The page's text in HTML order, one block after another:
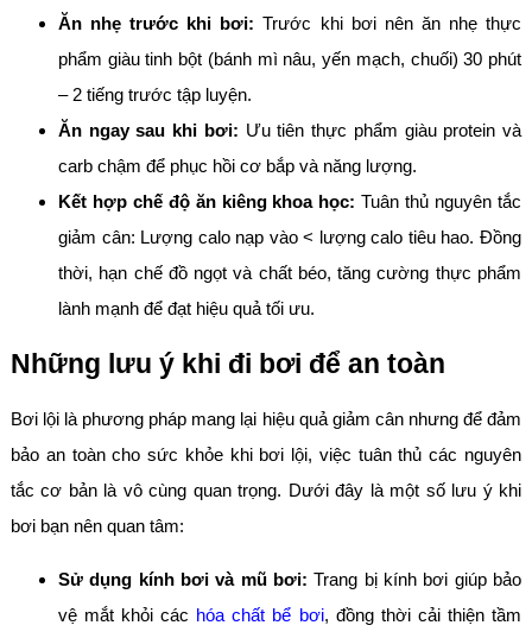
Ăn nhẹ trước khi bơi: Trước khi bơi nên ăn nhẹ thực
phẩm giàu tinh bột (bánh mì nâu, yến mạch, chuối) 30 phút
– 2 tiếng trước tập luyện.
Ăn ngay sau khi bơi: Ưu tiên thực phẩm giàu protein và
carb chậm để phục hồi cơ bắp và năng lượng.
Kết hợp chế độ ăn kiêng khoa học: Tuân thủ nguyên tắc
giảm cân: Lượng calo nạp vào < lượng calo tiêu hao. Đồng
thời, hạn chế đồ ngọt và chất béo, tăng cường thực phẩm
lành mạnh để đạt hiệu quả tối ưu.
Những lưu ý khi đi bơi để an toàn
Bơi lội là phương pháp mang lại hiệu quả giảm cân nhưng để đảm
bảo an toàn cho sức khỏe khi bơi lội, việc tuân thủ các nguyên
tắc cơ bản là vô cùng quan trọng. Dưới đây là một số lưu ý khi
bơi bạn nên quan tâm:
Sử dụng kính bơi và mũ bơi: Trang bị kính bơi giúp bảo
vệ mắt khỏi các hóa chất bể bơi, đồng thời cải thiện tầm